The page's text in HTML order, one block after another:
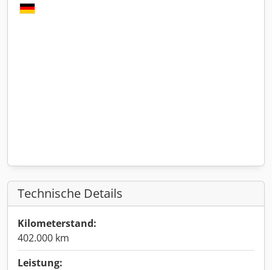
Technische Details
Kilometerstand:
402.000 km
Leistung: